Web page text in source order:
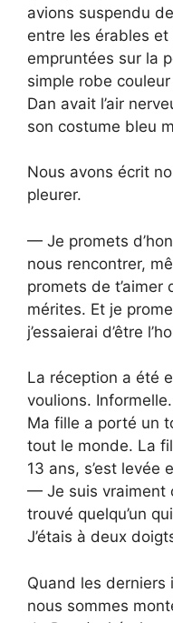
avions suspendu
entre les érables
empruntées sur la
simple robe
Dan avait l’air
son costume bleu
Nous avons écrit
pleurer.
— Je promets
nous rencontrer,
promets de
mérites. Et je
j’essaierai d’être
La réception a été
voulions.
Ma fille a porté un
tout le monde. La
13 ans, s’est levée
— Je suis vraiment
trouvé quelqu’un
J’étais à deux
Quand les
nous sommes